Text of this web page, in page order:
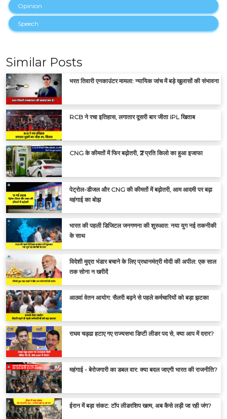
Opinion
Speech
Similar Posts
भरत तिवारी एनकाउंटर मामला: न्यायिक जांच में बड़े खुलासों की संभावना
RCB ने रचा इतिहास, लगातार दूसरी बार जीता IPL खिताब
CNG के कीमतों में फिर बढ़ोतरी, ₹2 प्रति किलो का हुआ इजाफा
पेट्रोल-डीजल और CNG की कीमतों में बढ़ोतरी, आम आदमी पर बढ़ा
महंगाई का बोझ
भारत की पहली डिजिटल जनगणना की शुरुआत: नया युग नई तकनीकी
के साथ
विदेशी मुद्रा भंडार बचाने के लिए प्रधानमंत्री मोदी की अपील: एक साल
तक सोना न खरीदें
आठवां वेतन आयोग: सैलरी बढ़ने से पहले कर्मचारियों को बड़ा झटका
राघव चड्ढा हटाए गए राज्यसभा डिप्टी लीडर पद से, क्या आप में दरार?
महंगाई - बेरोजगारी का डबल वार: क्या बदल जाएगी भारत की राजनीति?
ईरान में बड़ा संकट: टॉप लीडरशिप खत्म, अब कैसे लड़ी जा रही जंग?